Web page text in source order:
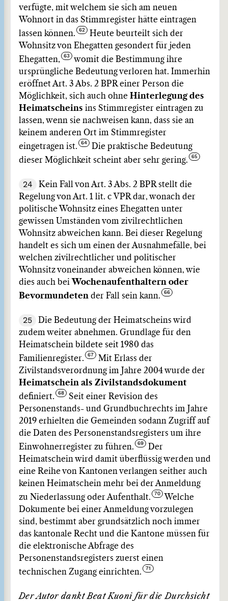
verfügte, mit welchem sie sich am neuen
Wohnort in das Stimmregister hätte eintragen
lassen können.
Heute beurteilt sich der
Wohnsitz von Ehegatten gesondert für jeden
Ehegatten,
womit die Bestimmung ihre
ursprüngliche Bedeutung verloren hat. Immerhin
eröffnet Art. 3 Abs. 2 BPR einer Person die
Möglichkeit, sich auch ohne Hinterlegung des
Heimatscheins ins Stimmregister eintragen zu
lassen, wenn sie nachweisen kann, dass sie an
keinem anderen Ort im Stimmregister
eingetragen ist.
Die praktische Bedeutung
dieser Möglichkeit scheint aber sehr gering.
24
Kein Fall von Art. 3 Abs. 2 BPR stellt die
Regelung von Art. 1 lit. c VPR dar, wonach der
politische Wohnsitz eines Ehegatten unter
gewissen Umständen vom zivilrechtlichen
Wohnsitz abweichen kann. Bei dieser Regelung
handelt es sich um einen der Ausnahmefälle, bei
welchen zivilrechtlicher und politischer
Wohnsitz voneinander abweichen können, wie
dies auch bei Wochenaufenthaltern oder
Bevormundeten der Fall sein kann.
25
Die Bedeutung der Heimatscheins wird
zudem weiter abnehmen. Grundlage für den
Heimatschein bildete seit 1980 das
Familienregister.
Mit Erlass der
Zivilstandsverordnung im Jahre 2004 wurde der
Heimatschein als Zivilstandsdokument
definiert.
Seit einer Revision des
Personenstands- und Grundbuchrechts im Jahre
2019 erhielten die Gemeinden sodann Zugriff auf
die Daten des Personenstandsregisters um ihre
Einwohnerregister zu führen.
Der
Heimatschein wird damit überflüssig werden und
eine Reihe von Kantonen verlangen seither auch
keinen Heimatschein mehr bei der Anmeldung
zu Niederlassung oder Aufenthalt.
Welche
Dokumente bei einer Anmeldung vorzulegen
sind, bestimmt aber grundsätzlich noch immer
das kantonale Recht und die Kantone müssen für
die elektronische Abfrage des
Personenstandsregisters zuerst einen
technischen Zugang einrichten.
Der Autor dankt Beat Kuoni für die Durchsicht